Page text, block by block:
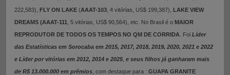
222,583), FLY ON LAKE (AAAT-103 , 4 vitórias, US$ 199,387), LAKE VIEW
DREAMS (AAAT-111
, 5 vitórias, US$ 90,564), etc. No Brasil é o MAIOR
REPRODUTOR DE TODOS OS TEMPOS NO QM DE CORRIDA . Foi Líder
das Estatísticas em Sorocaba em 2015, 2017, 2018, 2019, 2020, 2021 e 2022
e Líder por vitórias em 2012, 2014 e 2025 e seus filhos já ganharam mais
de R$ 13.000.000 em prêmios , com destaque para : GUAPA GRANITE